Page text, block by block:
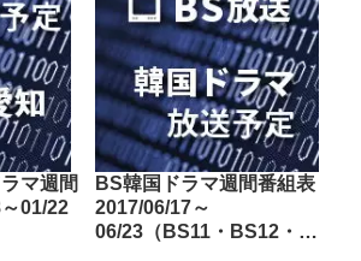
マ週間
01/22
BS韓国ドラマ週間番組表
2017/06/17～
06/23（BS11・BS12・